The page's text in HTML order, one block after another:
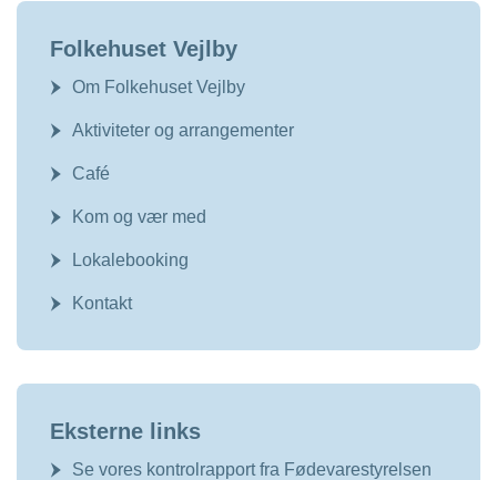
Folkehuset Vejlby
Om Folkehuset Vejlby
Aktiviteter og arrangementer
Café
Kom og vær med
Lokalebooking
Kontakt
Eksterne links
Se vores kontrolrapport fra Fødevarestyrelsen